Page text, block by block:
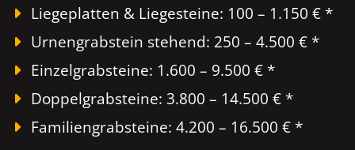
Liegeplatten & Liegesteine: 100 – 1.150 € *
Urnengrabstein stehend: 250 – 4.500 € *
Einzelgrabsteine: 1.600 – 9.500 € *
Doppelgrabsteine: 3.800 – 14.500 € *
Familiengrabsteine: 4.200 – 16.500 € *